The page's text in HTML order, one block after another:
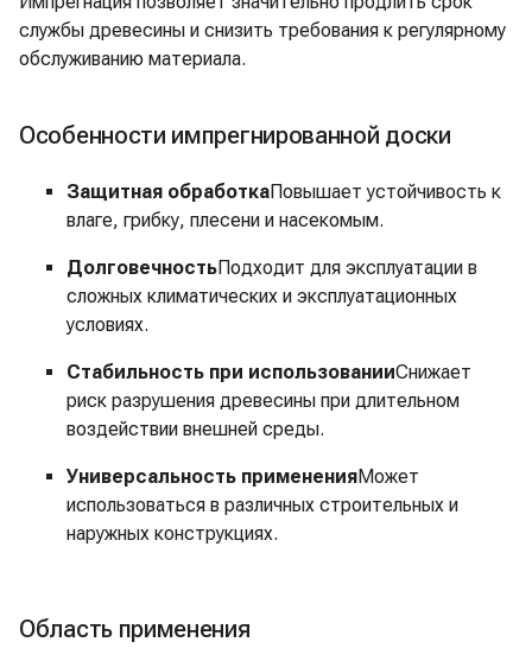
службы древесины и снизить требования к регулярному
обслуживанию материала.
Особенности импрегнированной доски
Защитная обработкаПовышает устойчивость к
влаге, грибку, плесени и насекомым.
ДолговечностьПодходит для эксплуатации в
сложных климатических и эксплуатационных
условиях.
Стабильность при использованииСнижает
риск разрушения древесины при длительном
воздействии внешней среды.
Универсальность примененияМожет
использоваться в различных строительных и
наружных конструкциях.
Область применения